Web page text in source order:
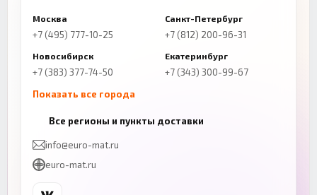
Москва
+7 (495) 777-10-25
Санкт-Петербург
+7 (812) 200-96-31
Новосибирск
+7 (383) 377-74-50
Екатеринбург
+7 (343) 300-99-67
Показать все города
+7 (843) 206-01-30
Челябинск
+7 (343) 300-99-67
Все регионы и пункты доставки
info@euro-mat.ru
euro-mat.ru